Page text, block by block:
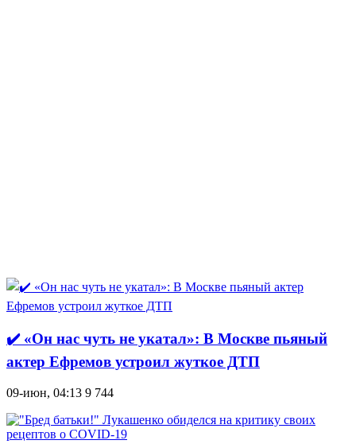
✔️ «Он нас чуть не укатал»: В Москве пьяный
актер Ефремов устроил жуткое ДТП
09-июн, 04:13 9 744